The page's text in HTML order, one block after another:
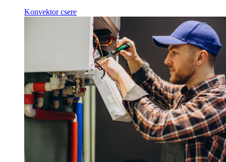
Konvektor csere